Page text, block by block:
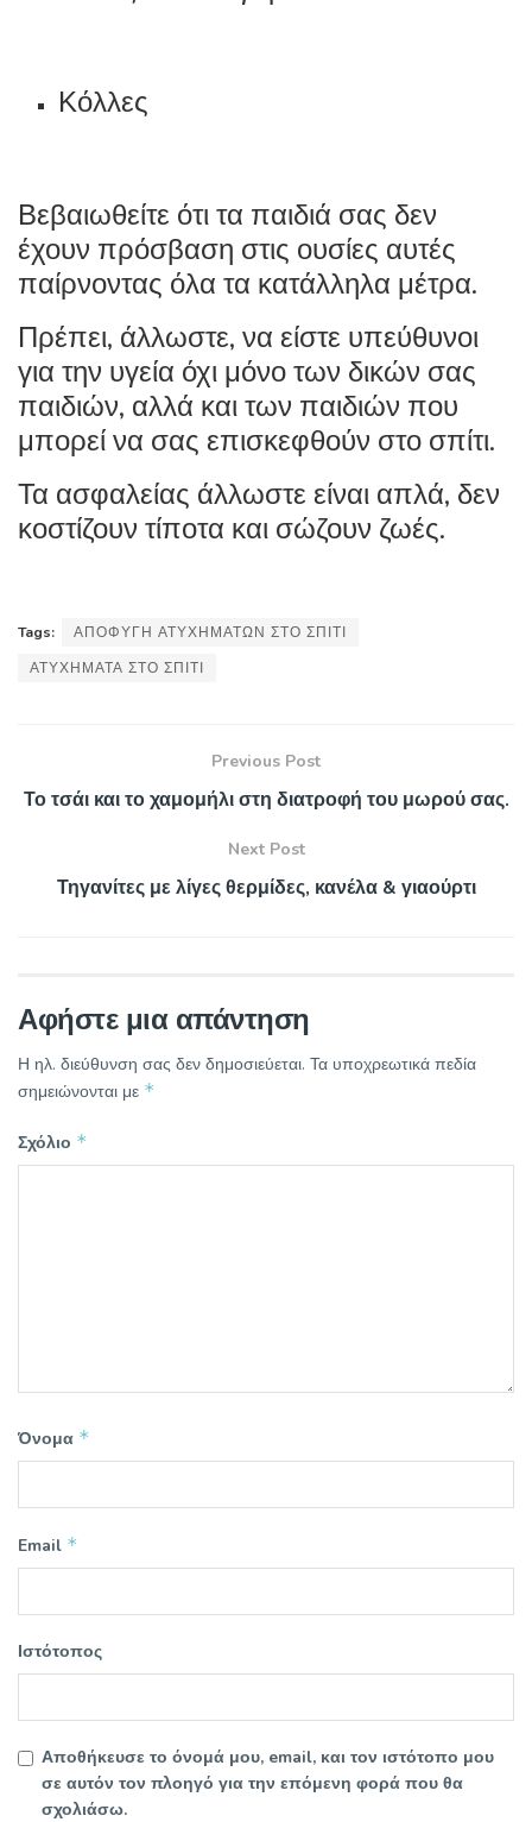
Κόλλες
Βεβαιωθείτε ότι τα παιδιά σας δεν
έχουν πρόσβαση στις ουσίες αυτές
παίρνοντας όλα τα κατάλληλα μέτρα.
Πρέπει, άλλωστε, να είστε υπεύθυνοι
για την υγεία όχι μόνο των δικών σας
παιδιών, αλλά και των παιδιών που
μπορεί να σας επισκεφθούν στο σπίτι.
Τα ασφαλείας άλλωστε είναι απλά, δεν
κοστίζουν τίποτα και σώζουν ζωές.
Tags:
ΑΠΟΦΥΓΗ ΑΤΥΧΗΜΑΤΩΝ ΣΤΟ ΣΠΙΤΙ
ΑΤΥΧΗΜΑΤΑ ΣΤΟ ΣΠΙΤΙ
Previous Post
Το τσάι και το χαμομήλι στη διατροφή του μωρού σας.
Next Post
Τηγανίτες με λίγες θερμίδες, κανέλα & γιαούρτι
Αφήστε μια απάντηση
Η ηλ. διεύθυνση σας δεν δημοσιεύεται. Τα υποχρεωτικά πεδία
σημειώνονται με *
Σχόλιο *
Όνομα *
Email *
Ιστότοπος
Αποθήκευσε το όνομά μου, email, και τον ιστότοπο μου
σε αυτόν τον πλοηγό για την επόμενη φορά που θα
σχολιάσω.